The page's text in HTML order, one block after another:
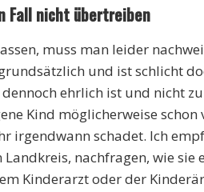
Fall nicht übertreiben
muss man leider
und ist schlicht
ehrlich ist und nicht
Kind möglicherweise
irgendwann schadet. Ich
nachfragen, wie sie
Kinderarzt oder der